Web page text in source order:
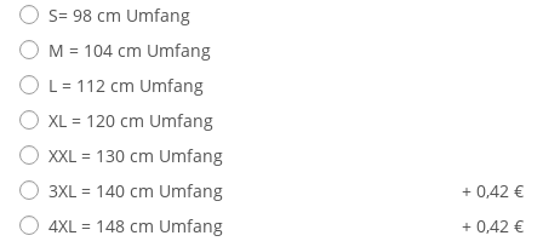
S= 98 cm Umfang
M = 104 cm Umfang
L = 112 cm Umfang
XL = 120 cm Umfang
XXL = 130 cm Umfang
3XL = 140 cm Umfang
+ 0,42 €
4XL = 148 cm Umfang
+ 0,42 €